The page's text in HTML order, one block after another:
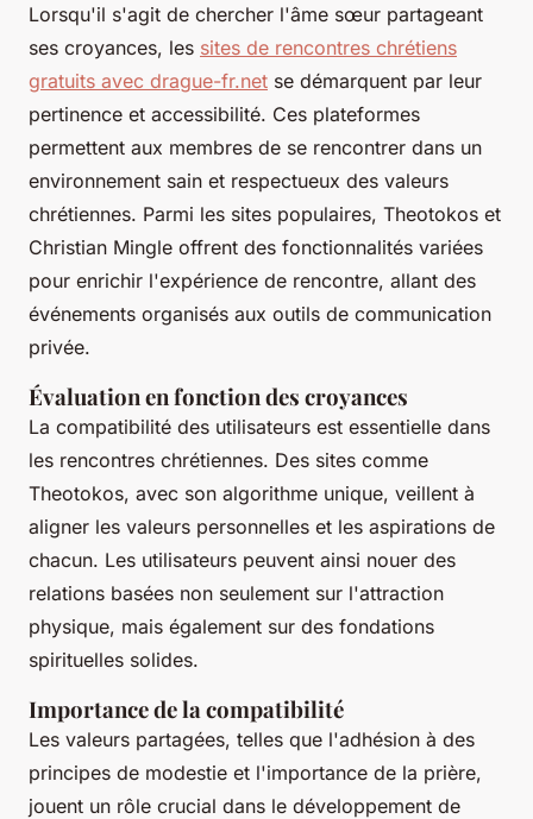
Lorsqu'il s'agit de chercher l'âme sœur partageant
ses croyances, les sites de rencontres chrétiens
gratuits avec drague-fr.net se démarquent par leur
pertinence et accessibilité. Ces plateformes
permettent aux membres de se rencontrer dans un
environnement sain et respectueux des valeurs
chrétiennes. Parmi les sites populaires, Theotokos et
Christian Mingle offrent des fonctionnalités variées
pour enrichir l'expérience de rencontre, allant des
événements organisés aux outils de communication
privée.
Évaluation en fonction des croyances
La compatibilité des utilisateurs est essentielle dans
les rencontres chrétiennes. Des sites comme
Theotokos, avec son algorithme unique, veillent à
aligner les valeurs personnelles et les aspirations de
chacun. Les utilisateurs peuvent ainsi nouer des
relations basées non seulement sur l'attraction
physique, mais également sur des fondations
spirituelles solides.
Importance de la compatibilité
Les valeurs partagées, telles que l'adhésion à des
principes de modestie et l'importance de la prière,
jouent un rôle crucial dans le développement de